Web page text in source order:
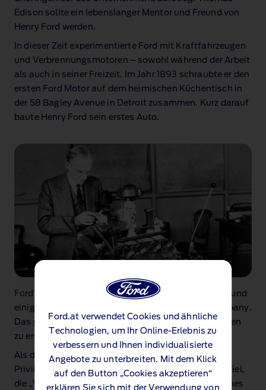
Ford.at verwendet Cookies und ähnliche
Technologien, um Ihr Online-Erlebnis zu
verbessern und Ihnen individualisierte
Angebote zu unterbreiten. Mit dem Klick
auf den Button „Cookies akzeptieren“
erklären Sie sich mit der Verwendung von
Edison sollte ein lebenslanger Mentor und Freund von
Henry Ford werden.
In dieser Zeit experimentierte Ford mit Kraftfahrzeugen
und Verbrennungsmotoren – sowohl während der Arbeit
als auch in seiner Freizeit. Im Jahr 1893 schraubte er den
ersten Ford Motor auf dem heimischen Küchentisch in
der 58 Bagley Avenue in Detroit zusammen. Kurz darauf
baute Henry Ford sein erstes Auto.
Ford verließ seine Position bei Edison im Jahr 1899, und
einige Jahre später gründete er die Ford Motor Company.
Das gab ihm die Freiheit, seine bahnbrechenden Ideen
zu erkunden.
Als der Besitz eines Fahrzeugs noch wenigen
Privilegierten vorbehalten war, war es Henry Fords Ziel,
die „Welt auf Räder zu setzen“ und ein erschwingliches